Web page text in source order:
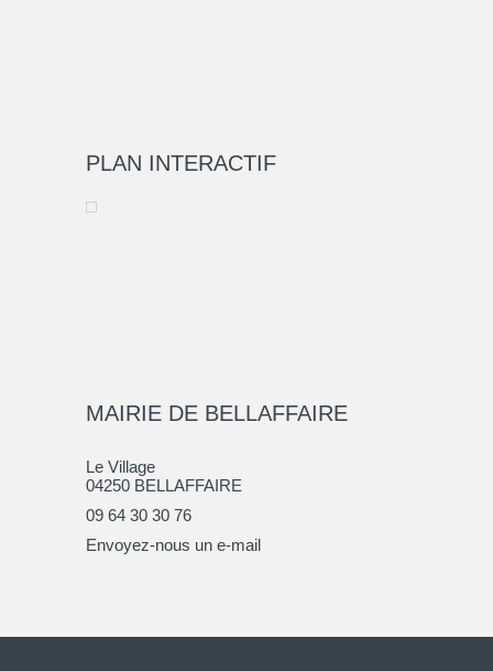
PLAN INTERACTIF
MAIRIE DE BELLAFFAIRE
Le Village
04250 BELLAFFAIRE
09 64 30 30 76
Envoyez-nous un e-mail